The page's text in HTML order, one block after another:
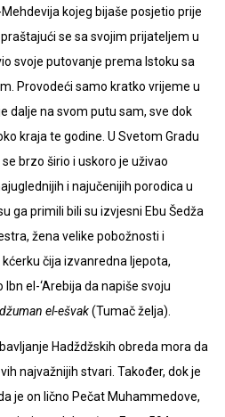
kojeg bijaše posjetio prije
se sa svojim prijateljem u
svoje putovanje prema Istoku sa
Provodeći samo kratko vrijeme u
dalje na svom putu sam, sve dok
kraja te godine. U Svetom Gradu
brzo širio i uskoro je uživao
i najučenijih porodica u
ga primili bili su izvjesni Ebu Šedža
žena velike pobožnosti i
čija izvanredna ljepota,
el-‘Arebija da napiše svoju
el-ešvak(Tumač želja).
Hadždžskih obreda mora da
najvažnijih stvari. Također, dok je
je on lično Pečat Muhammedove,